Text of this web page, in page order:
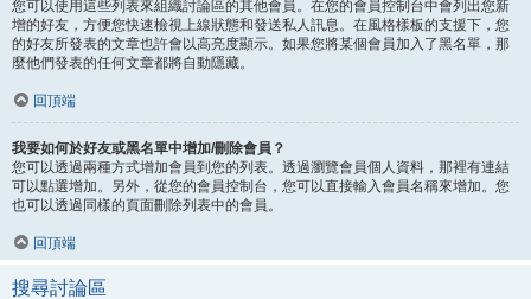
您可以使用這些列表來組織討論區的其他會員。在您的會員控制台中會列出您新
增的好友，方便您快速檢視上線狀態和發送私人訊息。在風格樣板的支援下，您
的好友所發表的文章也許會以高亮度顯示。如果您將某個會員加入了黑名單，那
麼他們發表的任何文章都將自動隱藏。
回頂端
我要如何於好友或黑名單中增加/刪除會員？
您可以透過兩種方式增加會員到您的列表。透過瀏覽會員個人資料，那裡有連結
可以點選增加。另外，從您的會員控制台，您可以直接輸入會員名稱來增加。您
也可以透過同樣的頁面刪除列表中的會員。
回頂端
搜尋討論區